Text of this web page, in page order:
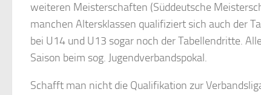
weiteren Meisterschaften (Süddeutsche
manchen Altersklassen qualifiziert sich auch der
bei U14 und U13 sogar noch der Tabellendritte.
Saison beim sog. Jugendverbandspokal.
Schafft man nicht die Qualifikation zur